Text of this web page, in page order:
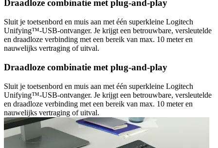
Draadloze combinatie met plug-and-play
Sluit je toetsenbord en muis aan met één superkleine Logitech
Unifying™-USB-ontvanger. Je krijgt een betrouwbare, versleutelde
en draadloze verbinding met een bereik van max. 10 meter en
nauwelijks vertraging of uitval.
Draadloze combinatie met plug-and-play
Sluit je toetsenbord en muis aan met één superkleine Logitech
Unifying™-USB-ontvanger. Je krijgt een betrouwbare, versleutelde
en draadloze verbinding met een bereik van max. 10 meter en
nauwelijks vertraging of uitval.